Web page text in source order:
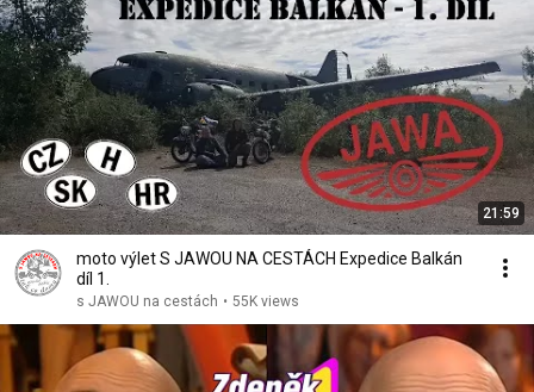
21:59
moto výlet S JAWOU NA CESTÁCH Expedice Balkán
díl 1.
s JAWOU na cestách • 55K views